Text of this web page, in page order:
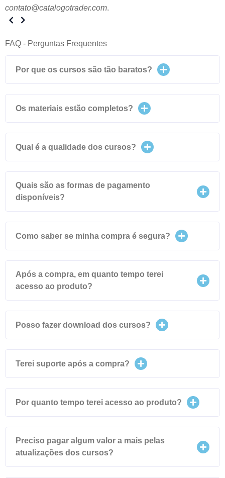
contato@catalogotrader.com.
FAQ - Perguntas Frequentes
Por que os cursos são tão baratos?
Os materiais estão completos?
Qual é a qualidade dos cursos?
Quais são as formas de pagamento
disponíveis?
Como saber se minha compra é segura?
Após a compra, em quanto tempo terei
acesso ao produto?
Posso fazer download dos cursos?
Terei suporte após a compra?
Por quanto tempo terei acesso ao produto?
Preciso pagar algum valor a mais pelas
atualizações dos cursos?